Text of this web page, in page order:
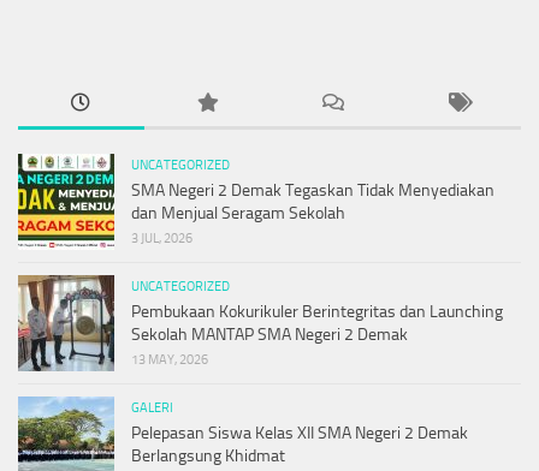
UNCATEGORIZED
SMA Negeri 2 Demak Tegaskan Tidak Menyediakan
dan Menjual Seragam Sekolah
3 JUL, 2026
UNCATEGORIZED
Pembukaan Kokurikuler Berintegritas dan Launching
Sekolah MANTAP SMA Negeri 2 Demak
13 MAY, 2026
GALERI
Pelepasan Siswa Kelas XII SMA Negeri 2 Demak
Berlangsung Khidmat